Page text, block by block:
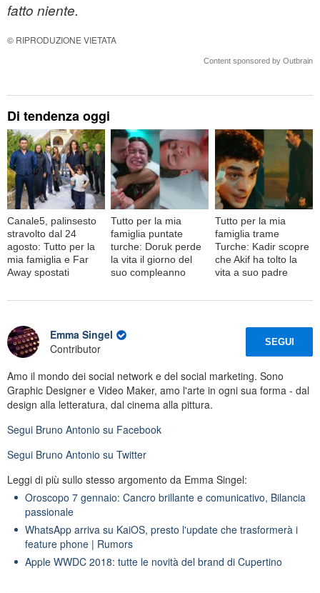
fatto niente.
© RIPRODUZIONE VIETATA
Content sponsored by Outbrain
Di tendenza oggi
Canale5, palinsesto
stravolto dal 24
agosto: Tutto per la
mia famiglia e Far
Away spostati
Tutto per la mia
famiglia puntate
turche: Doruk perde
la vita il giorno del
suo compleanno
Tutto per la mia
famiglia trame
Turche: Kadir scopre
che Akif ha tolto la
vita a suo padre
Emma Singel
Contributor
SEGUI
Amo il mondo dei social network e del social marketing. Sono
Graphic Designer e Video Maker, amo l'arte in ogni sua forma - dal
design alla letteratura, dal cinema alla pittura.
Segui Bruno Antonio su Facebook
Segui Bruno Antonio su Twitter
Leggi di più sullo stesso argomento da Emma Singel:
Oroscopo 7 gennaio: Cancro brillante e comunicativo, Bilancia
passionale
WhatsApp arriva su KaiOS, presto l'update che trasformerà i
feature phone | Rumors
Apple WWDC 2018: tutte le novità del brand di Cupertino